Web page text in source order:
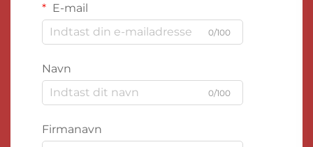
E-mail
0/100
Navn
0/100
Firmanavn